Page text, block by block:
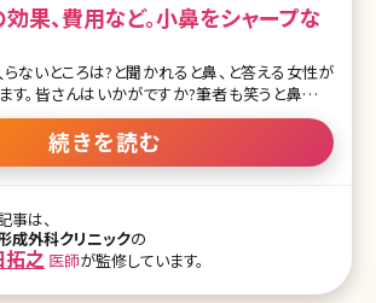
果、費用など。小鼻をシャープな
ないところは?と聞かれると鼻、と答える女性が
す。皆さんはいかがですか?筆者も笑うと鼻が横
す。「鼻がもう少し小さかったら、美人になれる
も多いのではないでしょうか。ここでは顔の印象
を小さくする方法・小鼻縮小術がどんなものなの
とは 1-1.こんな人にオススメ、小鼻縮小術 1-2.小
印象? 2.小鼻縮小術とは 2-1.内側法・外側法 2-
3.麻酔や術後のダウンタイムについて 2-4.失敗例
例はあるの? 2-5.小鼻縮小術の値段 2-6.小鼻縮
3.まとめ 1.鼻を小さくして一気に美
続きを読む
事は、
成外科クリニックの
拓之 医師が監修しています。